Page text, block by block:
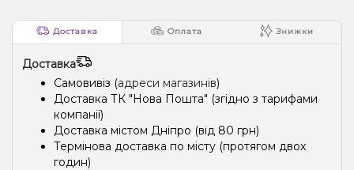
Доставка Оплата Знижки
Доставка
Самовивіз (адреси магазинів)
Доставка ТК "Нова Пошта" (згідно з тарифами
компанії)
Доставка містом Дніпро (від 80 грн)
Термінова доставка по місту (протягом двох
годин)